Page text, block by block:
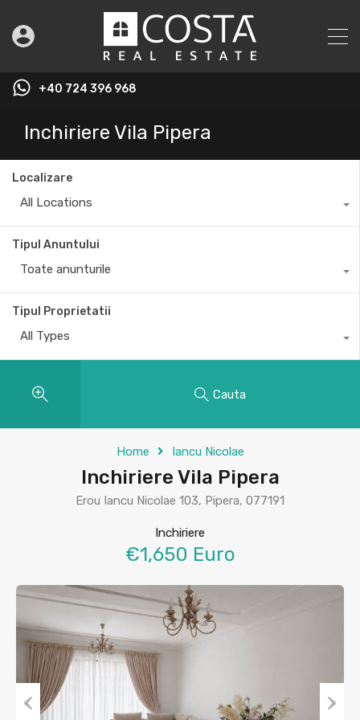
+40 724 396 968
Inchiriere Vila Pipera
Localizare
All Locations
Tipul Anuntului
Toate anunturile
Tipul Proprietatii
All Types
Cauta
Home Iancu Nicolae
Inchiriere Vila Pipera
Erou Iancu Nicolae 103, Pipera, 077191
Inchiriere
€1,650 Euro